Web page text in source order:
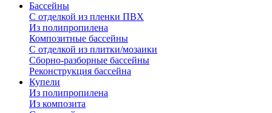
Бассейны
С отделкой из пленки ПВХ
Из полипропилена
Композитные бассейны
С отделкой из плитки/мозаики
Сборно-разборные бассейны
Реконструкция бассейна
Купели
Из полипропилена
Из композита